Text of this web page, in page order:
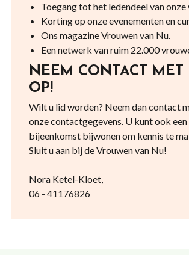
Toegang tot het ledendeel van
Korting op onze evenementen en
Ons magazine Vrouwen van Nu.
Een netwerk van ruim 22.000
NEEM CONTACT MET
OP!
Wilt u lid worden? Neem dan contact
onze contactgegevens. U kunt ook een
bijeenkomst bijwonen om kennis te
Sluit u aan bij de Vrouwen van Nu!
Nora Ketel-Kloet,
06 - 41176826